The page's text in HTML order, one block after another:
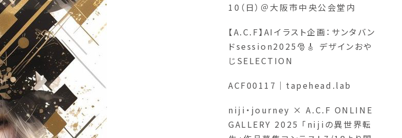
10（日）＠大阪市中央公会堂内
【A.C.F】AIイラスト企画：サンタバン
ドsession2025🎅🎸 デザインおや
じSELECTION
ACF00117｜tapehead.lab
niji・journey × A.C.F ONLINE
GALLERY 2025 「nijiの異世界転